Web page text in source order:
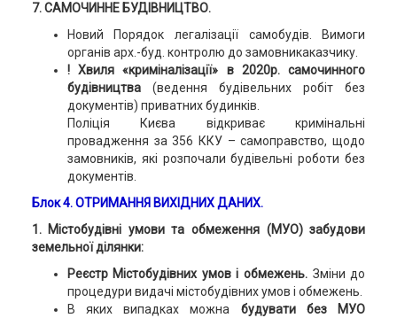
7. САМОЧИННЕ БУДІВНИЦТВО.
Новий Порядок легалізації самобудів. Вимоги
органів арх.-буд. контролю до замовникаказчику.
! Хвиля «криміналізації» в 2020р. самочинного
будівництва (ведення будівельних робіт без
документів) приватних будинків.
Поліція Києва відкриває кримінальні
провадження за 356 ККУ – самоправство, щодо
замовників, які розпочали будівельні роботи без
документів.
Блок 4. ОТРИМАННЯ ВИХІДНИХ ДАНИХ.
1. Містобудівні умови та обмеження (МУО) забудови
земельної ділянки:
Реєстр Містобудівних умов і обмежень. Зміни до
процедури видачі містобудівних умов і обмежень.
В яких випадках можна будувати без МУО